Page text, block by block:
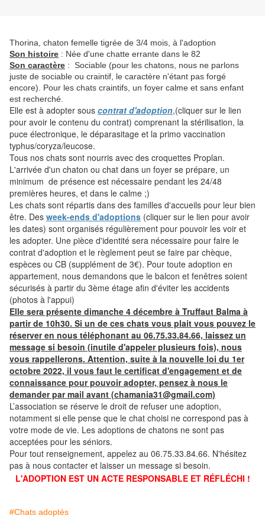
Thorina, chaton femelle tigrée de 3/4 mois, à l'adoption
Son histoire : Née d'une chatte errante dans le 82
Son caractère : Sociable (pour les chatons, nous ne parlons
juste de sociable ou craintif, le caractère n'étant pas forgé
encore). Pour les chats craintifs, un foyer calme et sans enfant
est recherché.
Elle est à adopter sous contrat d'adoption,(cliquer sur le lien
pour avoir le contenu du contrat) comprenant la stérilisation, la
puce électronique, le déparasitage et la primo vaccination
typhus/coryza/leucose.
Tous nos chats sont nourris avec des croquettes Proplan.
L'arrivée d'un chaton ou chat dans un foyer se prépare, un
minimum de présence est nécessaire pendant les 24/48
premières heures, et dans le calme ;)
Les chats sont répartis dans des familles d'accueils pour leur bien
être. Des week-ends d'adoptions (cliquer sur le lien pour avoir
les dates) sont organisés régulièrement pour pouvoir les voir et
les adopter. Une pièce d'identité sera nécessaire pour faire le
contrat d'adoption et le règlement peut se faire par chèque,
espèces ou CB (supplément de 3€). Pour toute adoption en
appartement, nous demandons que le balcon et fenêtres soient
sécurisés à partir du 3ème étage afin d'éviter les accidents
(photos à l'appui)
Elle sera présente dimanche 4 décembre à Truffaut Balma à
partir de 10h30. Si un de ces chats vous plait vous pouvez le
réserver en nous téléphonant au 06.75.33.84.66, laissez un
message si besoin (inutile d'appeler plusieurs fois), nous
vous rappellerons. Attention, suite à la nouvelle loi du 1er
octobre 2022, il vous faut le certificat d'engagement et de
connaissance pour pouvoir adopter, pensez à nous le
demander par mail avant (chamania31@gmail.com)
L’association se réserve le droit de refuser une adoption,
notamment si elle pense que le chat choisi ne correspond pas à
votre mode de vie. Les adoptions de chatons ne sont pas
acceptées pour les séniors.
Pour tout renseignement, appelez au 06.75.33.84.66. N'hésitez
pas à nous contacter et laisser un message si besoin.
L'ADOPTION EST UN ACTE RESPONSABLE ET RÉFLÉCHI !
#Chats adoptés